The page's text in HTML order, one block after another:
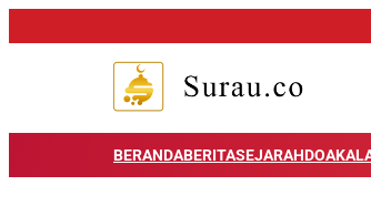
BERANDABERITASEJARAHDOA